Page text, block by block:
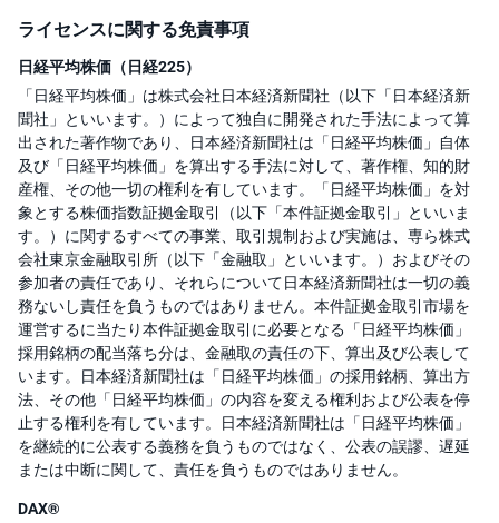
ライセンスに関する免責事項
日経平均株価（日経225）
「日経平均株価」は株式会社日本経済新聞社（以下「日本経済新
聞社」といいます。）によって独自に開発された手法によって算
出された著作物であり、日本経済新聞社は「日経平均株価」自体
及び「日経平均株価」を算出する手法に対して、著作権、知的財
産権、その他一切の権利を有しています。「日経平均株価」を対
象とする株価指数証拠金取引（以下「本件証拠金取引」といいま
す。）に関するすべての事業、取引規制および実施は、専ら株式
会社東京金融取引所（以下「金融取」といいます。）およびその
参加者の責任であり、それらについて日本経済新聞社は一切の義
務ないし責任を負うものではありません。本件証拠金取引市場を
運営するに当たり本件証拠金取引に必要となる「日経平均株価」
採用銘柄の配当落ち分は、金融取の責任の下、算出及び公表して
います。日本経済新聞社は「日経平均株価」の採用銘柄、算出方
法、その他「日経平均株価」の内容を変える権利および公表を停
止する権利を有しています。日本経済新聞社は「日経平均株価」
を継続的に公表する義務を負うものではなく、公表の誤謬、遅延
または中断に関して、責任を負うものではありません。
DAX®